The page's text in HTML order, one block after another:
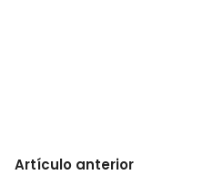
Artículo anterior